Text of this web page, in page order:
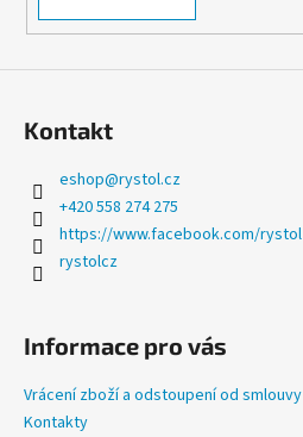
s
Kontakt
eshop@rystol.cz
+420 558 274 275
https://www.facebook.com/rystol
rystolcz
Informace pro vás
Vrácení zboží a odstoupení od smlouvy
Kontakty